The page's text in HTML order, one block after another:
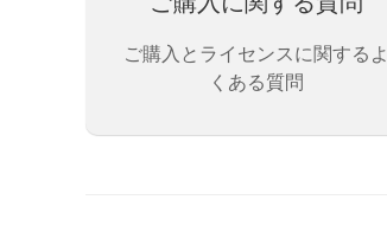
ご購入とライセンスに関するよ
くある質問